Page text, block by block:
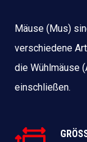
Mäuse (Mus)
verschiedene
die Wühlmäuse
einschließen.